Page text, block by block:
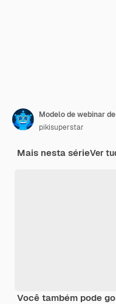
Modelo de webinar
pikisuperstar
Mais nesta sérieVer
Você também pode